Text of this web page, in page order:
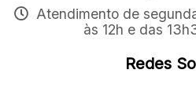
Atendimento de
às 12h e das
Redes